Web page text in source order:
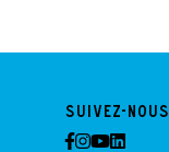
Suivez-nous